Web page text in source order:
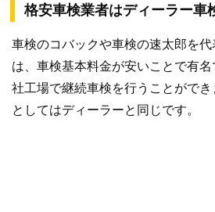
格安車検業者はディーラー車
車検のコバックや車検の速太郎を
は、車検基本料金が安いことで有
社工場で継続車検を行うことがで
としてはディーラーと同じです。